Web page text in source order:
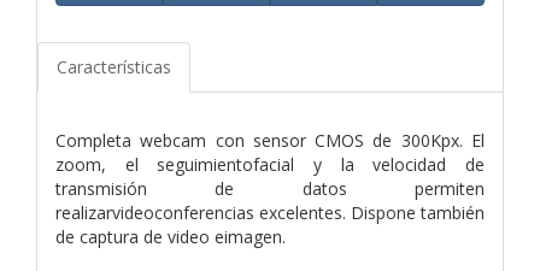
Características
Completa webcam con sensor CMOS de 300Kpx. El
zoom, el seguimientofacial y la velocidad de
transmisión de datos permiten
realizarvideoconferencias excelentes. Dispone también
de captura de video eimagen.